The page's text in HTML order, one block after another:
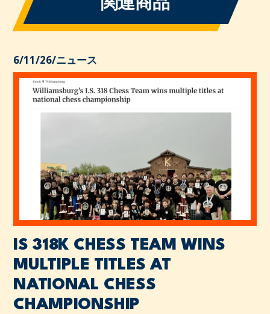
関連商品
6/11/26/ニュース
IS 318K CHESS TEAM WINS
MULTIPLE TITLES AT
NATIONAL CHESS
CHAMPIONSHIP